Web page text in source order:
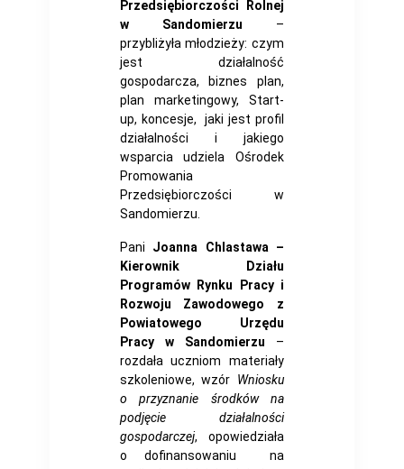
Przedsiębiorczości Rolnej
w Sandomierzu –
przybliżyła młodzieży: czym
jest działalność
gospodarcza, biznes plan,
plan marketingowy, Start-
up, koncesje, jaki jest profil
działalności i jakiego
wsparcia udziela Ośrodek
Promowania
Przedsiębiorczości w
Sandomierzu.
Pani Joanna Chlastawa –
Kierownik Działu
Programów Rynku Pracy i
Rozwoju Zawodowego z
Powiatowego Urzędu
Pracy w Sandomierzu –
rozdała uczniom materiały
szkoleniowe, wzór Wniosku
o przyznanie środków na
podjęcie działalności
gospodarczej, opowiedziała
o dofinansowaniu na